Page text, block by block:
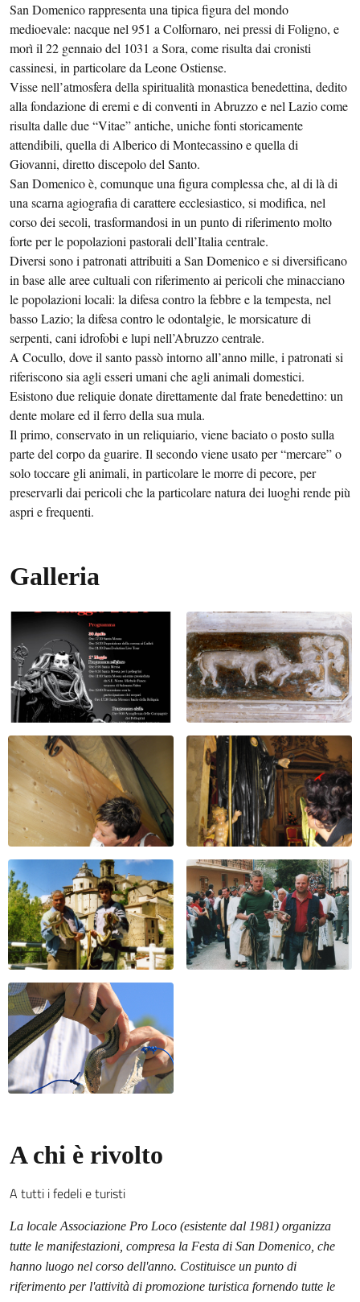
San Domenico rappresenta una tipica figura del mondo
medioevale: nacque nel 951 a Colfornaro, nei pressi di Foligno, e
morì il 22 gennaio del 1031 a Sora, come risulta dai cronisti
cassinesi, in particolare da Leone Ostiense.
Visse nell’atmosfera della spiritualità monastica benedettina, dedito
alla fondazione di eremi e di conventi in Abruzzo e nel Lazio come
risulta dalle due “Vitae” antiche, uniche fonti storicamente
attendibili, quella di Alberico di Montecassino e quella di
Giovanni, diretto discepolo del Santo.
San Domenico è, comunque una figura complessa che, al di là di
una scarna agiografia di carattere ecclesiastico, si modifica, nel
corso dei secoli, trasformandosi in un punto di riferimento molto
forte per le popolazioni pastorali dell’Italia centrale.
Diversi sono i patronati attribuiti a San Domenico e si diversificano
in base alle aree cultuali con riferimento ai pericoli che minacciano
le popolazioni locali: la difesa contro la febbre e la tempesta, nel
basso Lazio; la difesa contro le odontalgie, le morsicature di
serpenti, cani idrofobi e lupi nell’Abruzzo centrale.
A Cocullo, dove il santo passò intorno all’anno mille, i patronati si
riferiscono sia agli esseri umani che agli animali domestici.
Esistono due reliquie donate direttamente dal frate benedettino: un
dente molare ed il ferro della sua mula.
Il primo, conservato in un reliquiario, viene baciato o posto sulla
parte del corpo da guarire. Il secondo viene usato per “mercare” o
solo toccare gli animali, in particolare le morre di pecore, per
preservarli dai pericoli che la particolare natura dei luoghi rende più
aspri e frequenti.
Galleria
A chi è rivolto
A tutti i fedeli e turisti
La locale Associazione Pro Loco (esistente dal 1981) organizza
tutte le manifestazioni, compresa la Festa di San Domenico, che
hanno luogo nel corso dell'anno. Costituisce un punto di
riferimento per l'attività di promozione turistica fornendo tutte le